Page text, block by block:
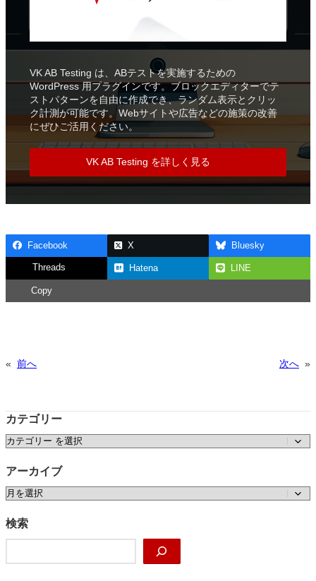
VK AB Testing は、ABテストを実施するための
WordPress 用プラグインです。ブロックエディターでテ
ストパターンを自由に作成でき、ランダム表示とクリッ
ク計測が可能です。Webサイトや広告などの施策の改善
にぜひご活用ください。
VK AB Testing を詳しく見る
Facebook X Bluesky
Threads Hatena LINE
Copy
« 前へ 次へ »
カテゴリー
カテゴリー
アーカイブ
ア
カ
イ
検索